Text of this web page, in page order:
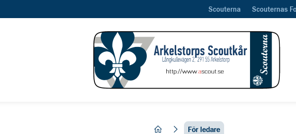
Scouterna Scouternas
hem För ledare